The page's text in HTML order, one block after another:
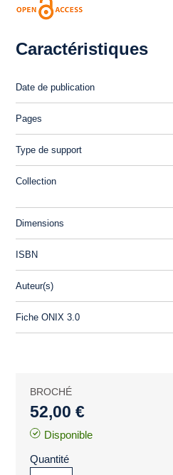
Caractéristiques
Date de publication
Pages
Type de support
Collection
Dimensions
ISBN
Auteur(s)
Fiche ONIX 3.0
BROCHÉ
52,00 €
Disponible
Quantité